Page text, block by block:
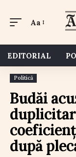
Aa
EDITORIAL
Politică
Budăi
după